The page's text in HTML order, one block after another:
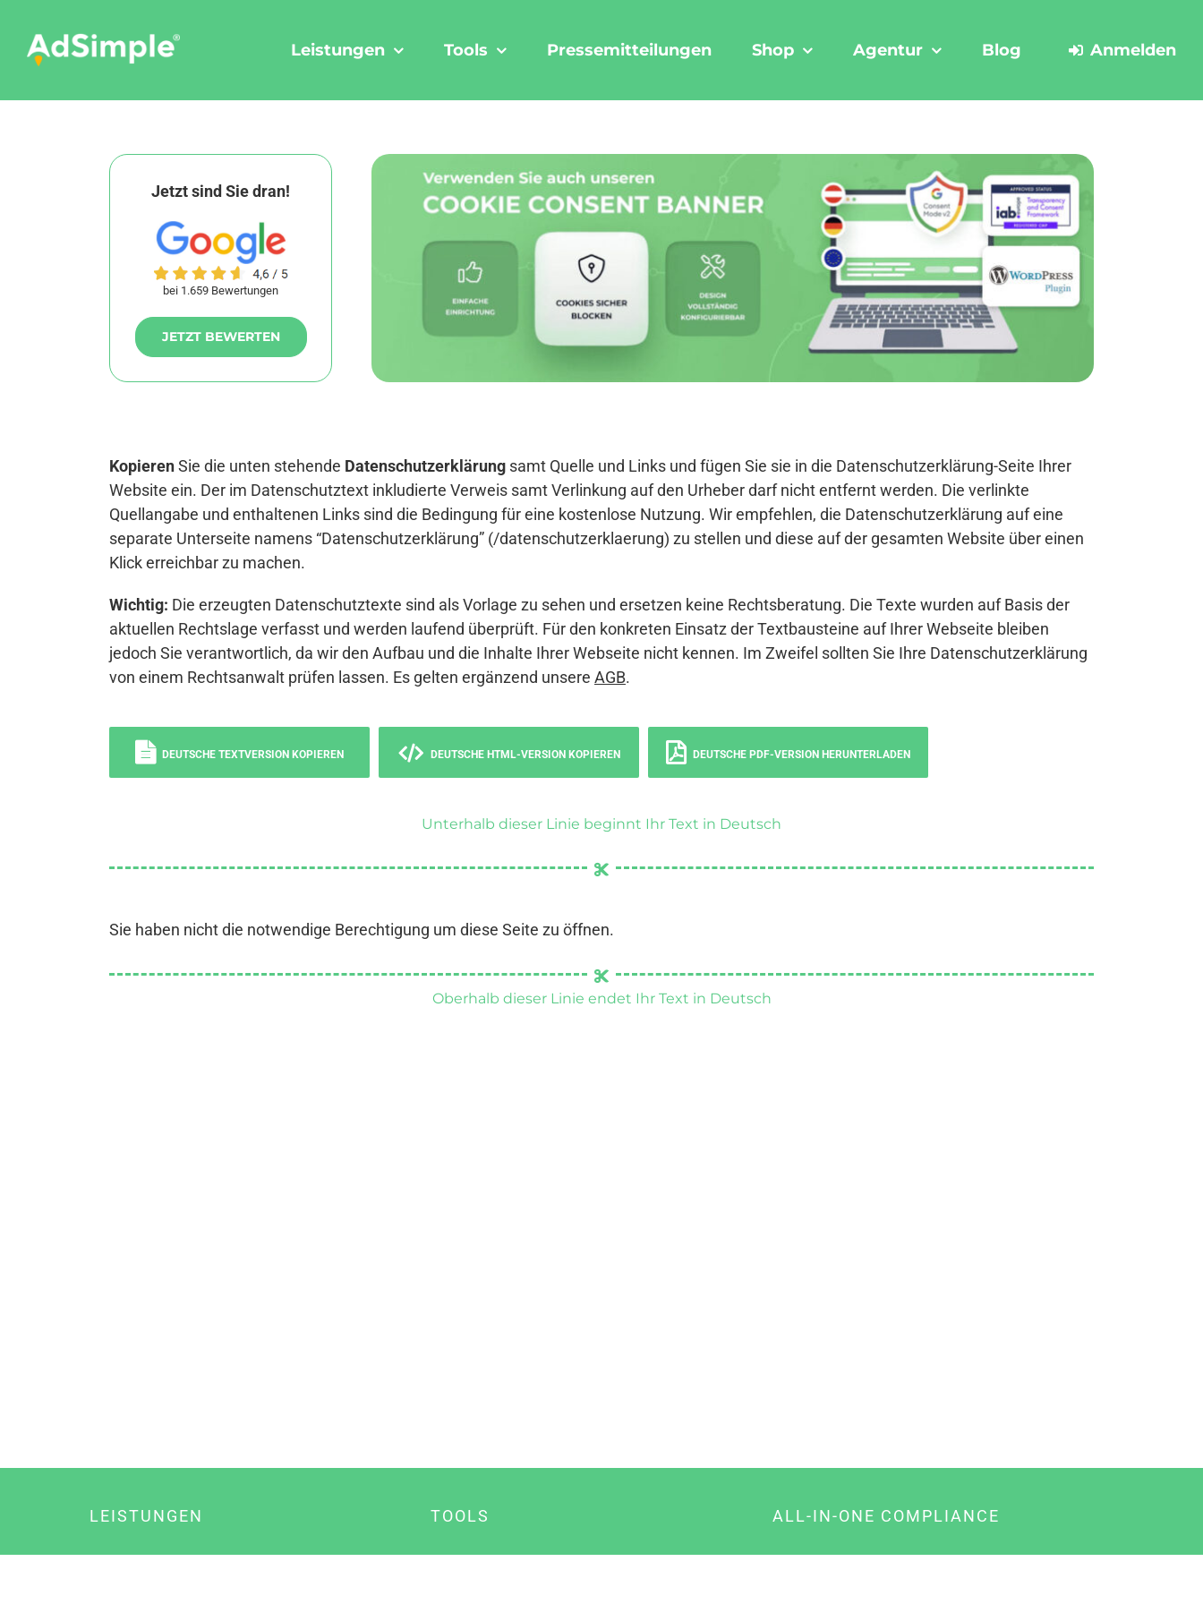
content
Leistungen Tools Pressemitteilungen Shop Agentur Blog Anmelden
Jetzt sind Sie dran!
bei 1.659 Bewertungen
JETZT BEWERTEN
KopierenSie die unten stehende Datenschutzerklärung samt Quelle und Links und fügen Sie sie in die Datenschutzerklärung-Seite Ihrer
Website ein. Der im Datenschutztext inkludierte Verweis samt Verlinkung auf den Urheber darf nicht entfernt werden. Die verlinkte
Quellangabe und enthaltenen Links sind die Bedingung für eine kostenlose Nutzung. Wir empfehlen, die Datenschutzerklärung auf eine
separate Unterseite namens “Datenschutzerklärung” (/datenschutzerklaerung) zu stellen und diese auf der gesamten Website über einen
Klick erreichbar zu machen.
Wichtig: Die erzeugten Datenschutztexte sind als Vorlage zu sehen und ersetzen keine Rechtsberatung. Die Texte wurden auf Basis der
aktuellen Rechtslage verfasst und werden laufend überprüft. Für den konkreten Einsatz der Textbausteine auf Ihrer Webseite bleiben
jedoch Sie verantwortlich, da wir den Aufbau und die Inhalte Ihrer Webseite nicht kennen. Im Zweifel sollten Sie Ihre Datenschutzerklärung
von einem Rechtsanwalt prüfen lassen. Es gelten ergänzend unsere AGB.
DEUTSCHE TEXTVERSION KOPIEREN DEUTSCHE HTML-VERSION KOPIEREN DEUTSCHE PDF-VERSION HERUNTERLADEN
Unterhalb dieser Linie beginnt Ihr Text in Deutsch
Sie haben nicht die notwendige Berechtigung um diese Seite zu öffnen.
Oberhalb dieser Linie endet Ihr Text in Deutsch
LEISTUNGEN TOOLS ALL-IN-ONE COMPLIANCE